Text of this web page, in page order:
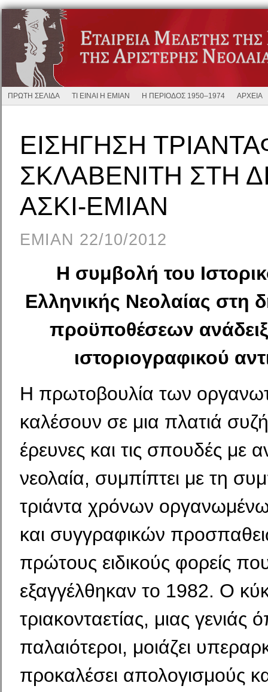
ΠΡΩΤΗ ΣΕΛΙΔΑ ΤΙ ΕΙΝΑΙ Η ΕΜΙΑΝ Η ΠΕΡΙΟΔΟΣ 1950–1974 ΑΡΧΕΙΑ
ΕΙΣΗΓΗΣΗ
ΣΚΛΑΒΕΝΙΤΗ ΣΤΗ
ΑΣΚΙ-ΕΜΙΑΝ
EMIAN 22/10/2012
Η συμβολή του
Ελληνικής Νεολαίας στη
προϋποθέσεων
ιστοριογραφικού
Η πρωτοβουλία των
καλέσουν σε μια πλατιά
έρευνες και τις σπουδές με
νεολαία, συμπίπτει με τη
τριάντα χρόνων
και συγγραφικών
πρώτους ειδικούς φορείς
εξαγγέλθηκαν το 1982. Ο
τριακονταετίας, μιας γενιάς
παλαιότεροι, μοιάζει
προκαλέσει απολογισμούς